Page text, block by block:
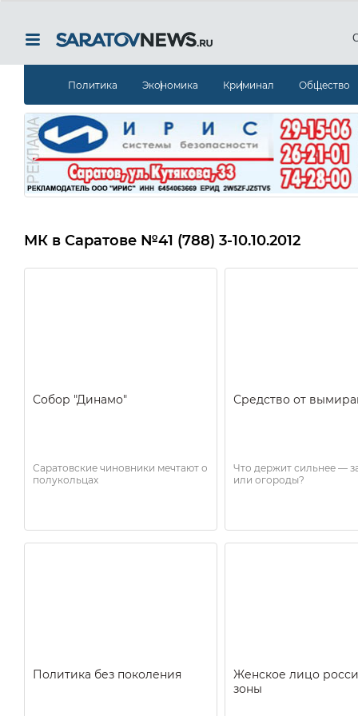
Политика Экономика Криминал Общество
МК в Саратове №41 (788) 3-10.10.2012
Собор "Динамо"
Саратовские чиновники мечтают о
полукольцах
Средство от
Что держит сильнее —
или огороды?
Политика без поколения
Женское лицо
зоны